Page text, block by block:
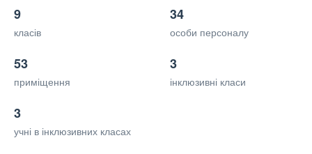
9
класів
34
особи персоналу
53
приміщення
3
інклюзивні класи
3
учні в інклюзивних класах